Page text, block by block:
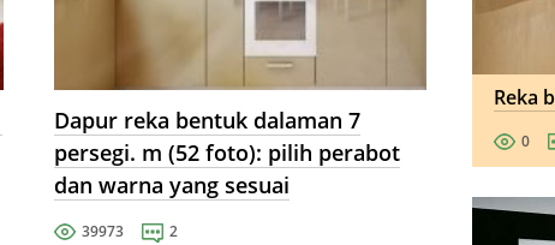
Dapur reka bentuk dalaman 7
persegi. m (52 ​​foto): pilih perabot
dan warna yang sesuai
39973 2
Reka
0